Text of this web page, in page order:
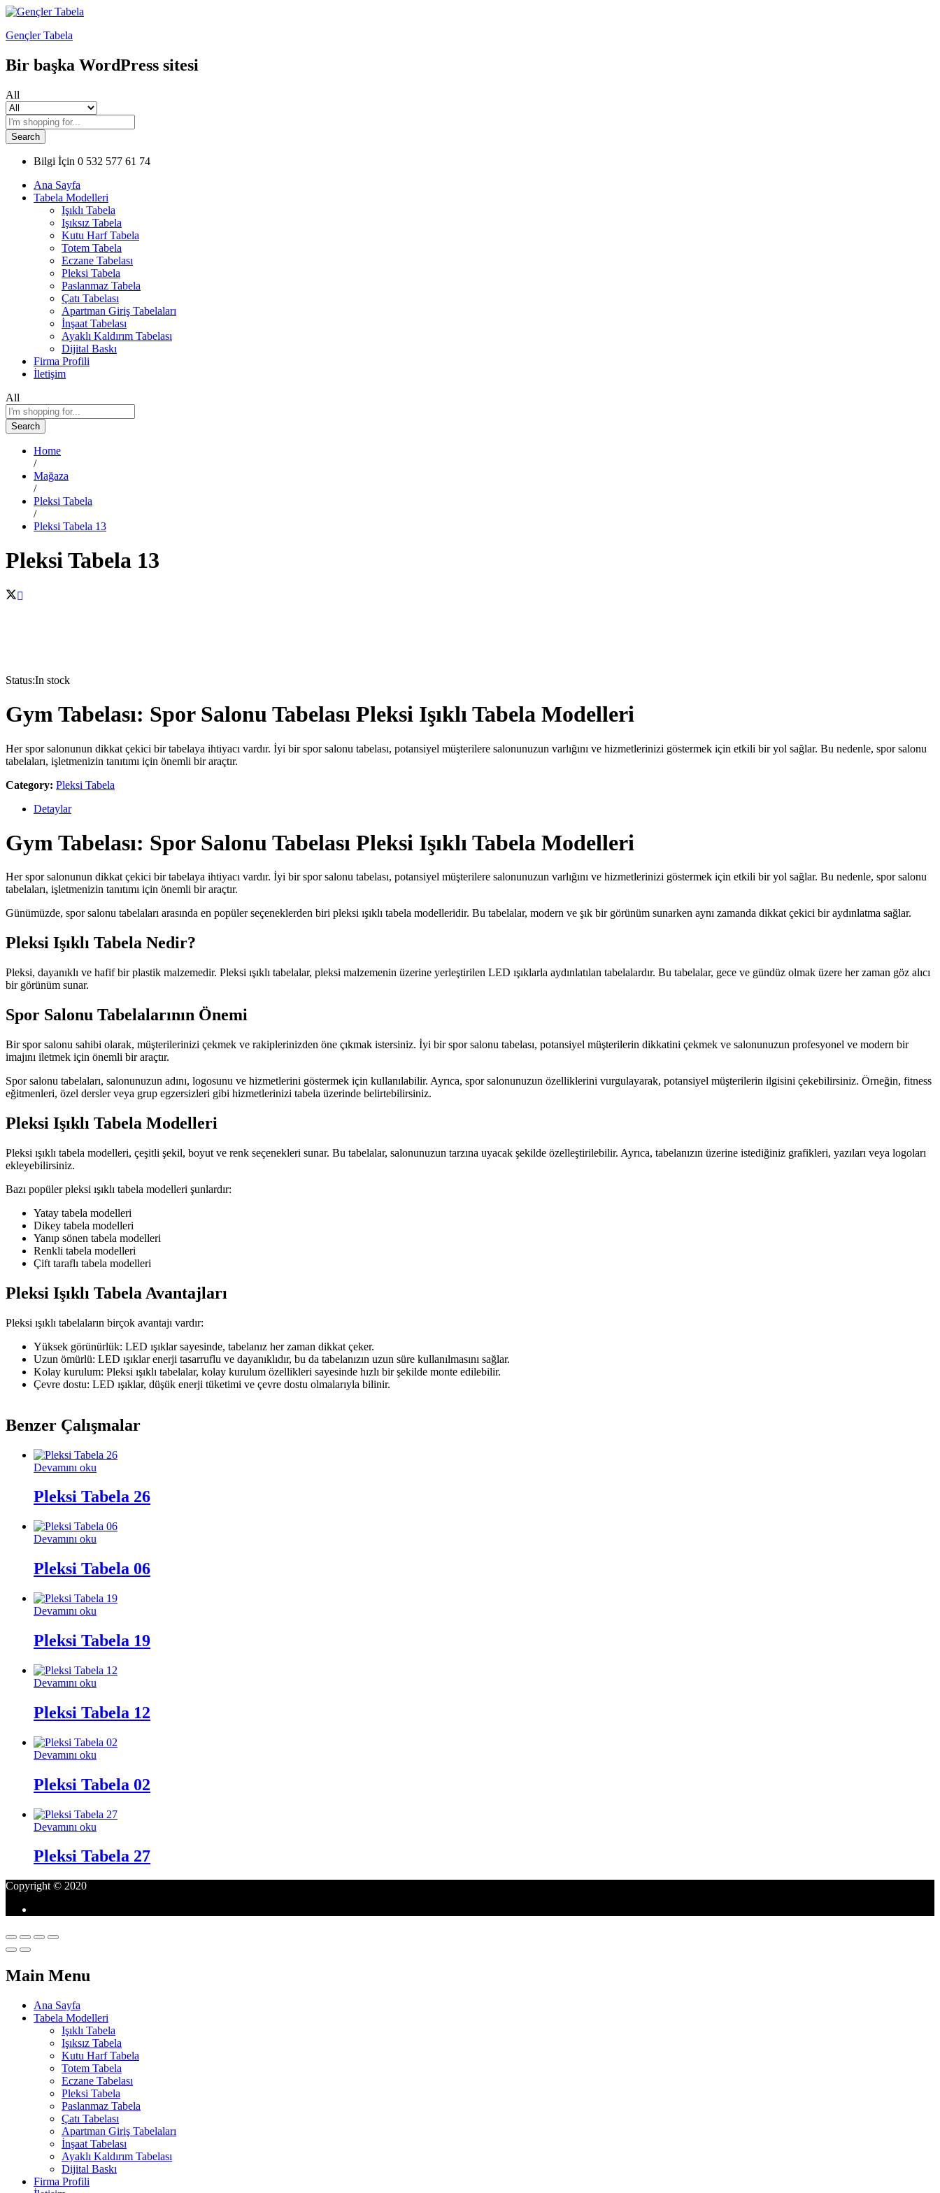
Gençler Tabela
Bir başka WordPress sitesi
All
Search
Bilgi İçin 0 532 577 61 74
Ana Sayfa
Tabela Modelleri
Işıklı Tabela
Işıksız Tabela
Kutu Harf Tabela
Totem Tabela
Eczane Tabelası
Pleksi Tabela
Paslanmaz Tabela
Çatı Tabelası
Apartman Giriş Tabelaları
İnşaat Tabelası
Ayaklı Kaldırım Tabelası
Dijital Baskı
Firma Profili
İletişim
All
Search
Home
/
Mağaza
/
Pleksi Tabela
/
Pleksi Tabela 13
Pleksi Tabela 13
Status:In stock
Gym Tabelası: Spor Salonu Tabelası Pleksi Işıklı Tabela Modelleri
Her spor salonunun dikkat çekici bir tabelaya ihtiyacı vardır. İyi bir spor salonu tabelası, potansiyel müşterilere salonunuzun varlığını ve hizmetlerinizi göstermek için etkili bir yol sağlar. Bu nedenle, spor salonu
tabelaları, işletmenizin tanıtımı için önemli bir araçtır.
Category: Pleksi Tabela
Detaylar
Gym Tabelası: Spor Salonu Tabelası Pleksi Işıklı Tabela Modelleri
Her spor salonunun dikkat çekici bir tabelaya ihtiyacı vardır. İyi bir spor salonu tabelası, potansiyel müşterilere salonunuzun varlığını ve hizmetlerinizi göstermek için etkili bir yol sağlar. Bu nedenle, spor salonu
tabelaları, işletmenizin tanıtımı için önemli bir araçtır.
Günümüzde, spor salonu tabelaları arasında en popüler seçeneklerden biri pleksi ışıklı tabela modelleridir. Bu tabelalar, modern ve şık bir görünüm sunarken aynı zamanda dikkat çekici bir aydınlatma sağlar.
Pleksi Işıklı Tabela Nedir?
Pleksi, dayanıklı ve hafif bir plastik malzemedir. Pleksi ışıklı tabelalar, pleksi malzemenin üzerine yerleştirilen LED ışıklarla aydınlatılan tabelalardır. Bu tabelalar, gece ve gündüz olmak üzere her zaman göz alıcı
bir görünüm sunar.
Spor Salonu Tabelalarının Önemi
Bir spor salonu sahibi olarak, müşterilerinizi çekmek ve rakiplerinizden öne çıkmak istersiniz. İyi bir spor salonu tabelası, potansiyel müşterilerin dikkatini çekmek ve salonunuzun profesyonel ve modern bir
imajını iletmek için önemli bir araçtır.
Spor salonu tabelaları, salonunuzun adını, logosunu ve hizmetlerini göstermek için kullanılabilir. Ayrıca, spor salonunuzun özelliklerini vurgulayarak, potansiyel müşterilerin ilgisini çekebilirsiniz. Örneğin, fitness
eğitmenleri, özel dersler veya grup egzersizleri gibi hizmetlerinizi tabela üzerinde belirtebilirsiniz.
Pleksi Işıklı Tabela Modelleri
Pleksi ışıklı tabela modelleri, çeşitli şekil, boyut ve renk seçenekleri sunar. Bu tabelalar, salonunuzun tarzına uyacak şekilde özelleştirilebilir. Ayrıca, tabelanızın üzerine istediğiniz grafikleri, yazıları veya logoları
ekleyebilirsiniz.
Bazı popüler pleksi ışıklı tabela modelleri şunlardır:
Yatay tabela modelleri
Dikey tabela modelleri
Yanıp sönen tabela modelleri
Renkli tabela modelleri
Çift taraflı tabela modelleri
Pleksi Işıklı Tabela Avantajları
Pleksi ışıklı tabelaların birçok avantajı vardır:
Yüksek görünürlük: LED ışıklar sayesinde, tabelanız her zaman dikkat çeker.
Uzun ömürlü: LED ışıklar enerji tasarruflu ve dayanıklıdır, bu da tabelanızın uzun süre kullanılmasını sağlar.
Kolay kurulum: Pleksi ışıklı tabelalar, kolay kurulum özellikleri sayesinde hızlı bir şekilde monte edilebilir.
Çevre dostu: LED ışıklar, düşük enerji tüketimi ve çevre dostu olmalarıyla bilinir.
Benzer Çalışmalar
Devamını oku
Pleksi Tabela 26
Devamını oku
Pleksi Tabela 06
Devamını oku
Pleksi Tabela 19
Devamını oku
Pleksi Tabela 12
Devamını oku
Pleksi Tabela 02
Devamını oku
Pleksi Tabela 27
Copyright © 2020
Main Menu
Ana Sayfa
Tabela Modelleri
Işıklı Tabela
Işıksız Tabela
Kutu Harf Tabela
Totem Tabela
Eczane Tabelası
Pleksi Tabela
Paslanmaz Tabela
Çatı Tabelası
Apartman Giriş Tabelaları
İnşaat Tabelası
Ayaklı Kaldırım Tabelası
Dijital Baskı
Firma Profili